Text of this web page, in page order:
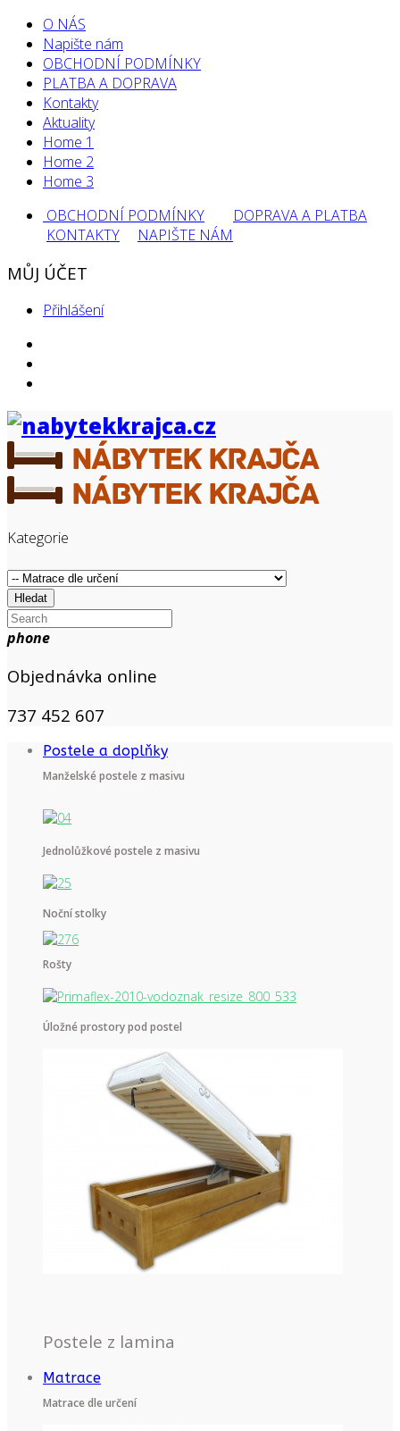
O NÁS
Napište nám
OBCHODNÍ PODMÍNKY
PLATBA A DOPRAVA
Kontakty
Aktuality
Home 1
Home 2
Home 3
OBCHODNÍ PODMÍNKY
DOPRAVA A PLATBA
KONTAKTY
NAPIŠTE NÁM
MŮJ ÚČET
Přihlášení
Kategorie
Hledat
phone
Objednávka online
737 452 607
Postele a doplňky
Manželské postele z masivu
Jednolůžkové postele z masivu
Noční stolky
Rošty
Úložné prostory pod postel
Postele z lamina
Matrace
Matrace dle určení